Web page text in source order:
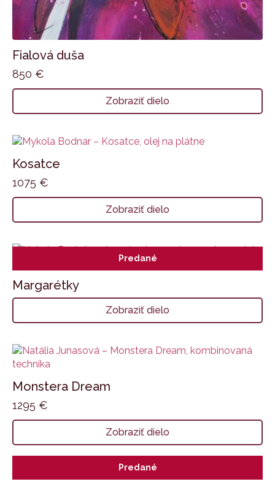
Fialová duša
850 €
Zobraziť dielo
Kosatce
1075 €
Zobraziť dielo
Predané
Margarétky
Zobraziť dielo
Monstera Dream
1295 €
Zobraziť dielo
Predané